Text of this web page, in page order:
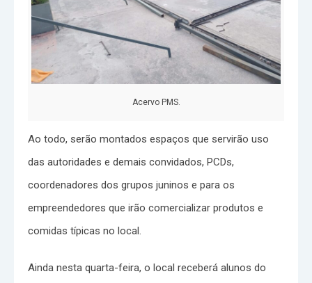
Acervo PMS.
Ao todo, serão montados espaços que servirão uso
das autoridades e demais convidados, PCDs,
coordenadores dos grupos juninos e para os
empreendedores que irão comercializar produtos e
comidas típicas no local.
Ainda nesta quarta-feira, o local receberá alunos do